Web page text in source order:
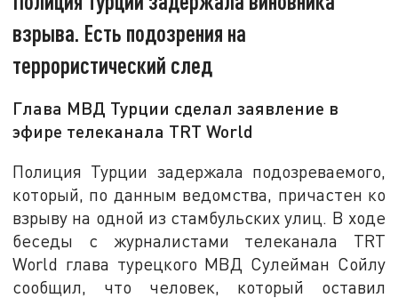
взрыва. Есть подозрения на
террористический след
Глава МВД Турции сделал заявление в
эфире телеканала TRT World
Полиция Турции задержала подозреваемого,
который, по данным ведомства, причастен ко
взрыву на одной из стамбульских улиц. В ходе
беседы с журналистами телеканала TRT
World глава турецкого МВД Сулейман Сойлу
сообщил, что человек, который оставил